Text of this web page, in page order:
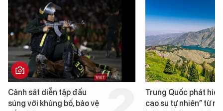
Cảnh sát diễn tập đấu
súng với khủng bố, bảo vệ
Trung Quốc phát hiện
cao su tự nhiên” từ